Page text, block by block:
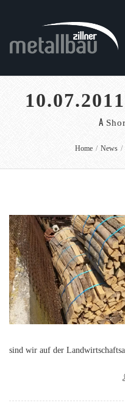
A
Home / News /
sind wir auf der